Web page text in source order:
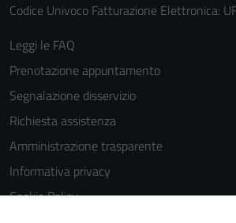
Codice Univoco Fatturazione Elettronica:
Leggi le FAQ
Prenotazione appuntamento
Segnalazione disservizio
Richiesta assistenza
Amministrazione trasparente
Informativa privacy
Cookie Policy